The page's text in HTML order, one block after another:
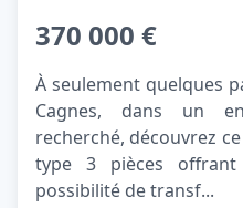
370 000 €
À seulement quelques
Cagnes, dans un
recherché, découvrez
type 3 pièces
possibilité de transf...